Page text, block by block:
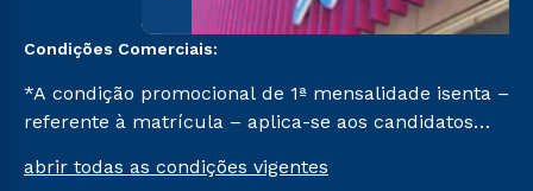
Condições Comerciais:
*A condição promocional de 1ª mensalidade isenta –
referente à matrícula – aplica-se aos candidatos
na prova on-line ou agendada, que ofertam bolsas
abrir todas as condições vigentes